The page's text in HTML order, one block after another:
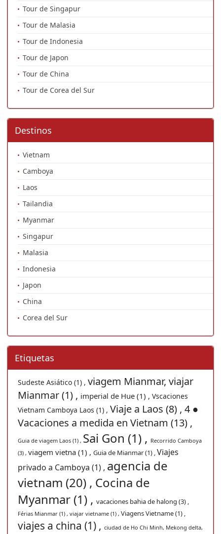
Tour de Singapur
Tour de Malasia
Tour de Indonesia
Tour de Japon
Tour de China
Tour de Corea del Sur
Destinos
Vietnam
Camboya
Laos
Tailandia
Myanmar
Singapur
Malasia
Indonesia
Japon
China
Corea del Sur
Etiquetas
Sudeste Asiático (1) , viagem Mianmar, viajar
Mianmar (1) , imperial de Hue (1) , Vscaciones
Vietnam Camboya Laos (1) , Viaje a Laos (8) , 4 ●
Vacaciones a medida en Vietnam (13) ,
Guia de viagem Laos (1) , Sai Gon (1) , Recorrido Camboya
(3) , viagem vietna (1) , Guia de Mianmar (1) ,Viajes
privado a Camboya (1) , agencia de
vietnam (20) , Cocina de
Myanmar (1) , vacaciones bahia de halong (3) ,
Férias Mianmar (1) , viajar vietname (1) , Viagens Vietname (1) ,
viajes a china (1) , ciudad de Ho Chi Minh, Mekong delta,